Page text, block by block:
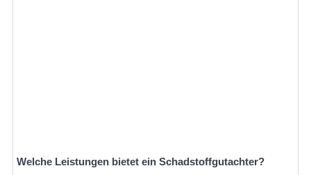
Welche Leistungen bietet ein Schadstoffgutachter?